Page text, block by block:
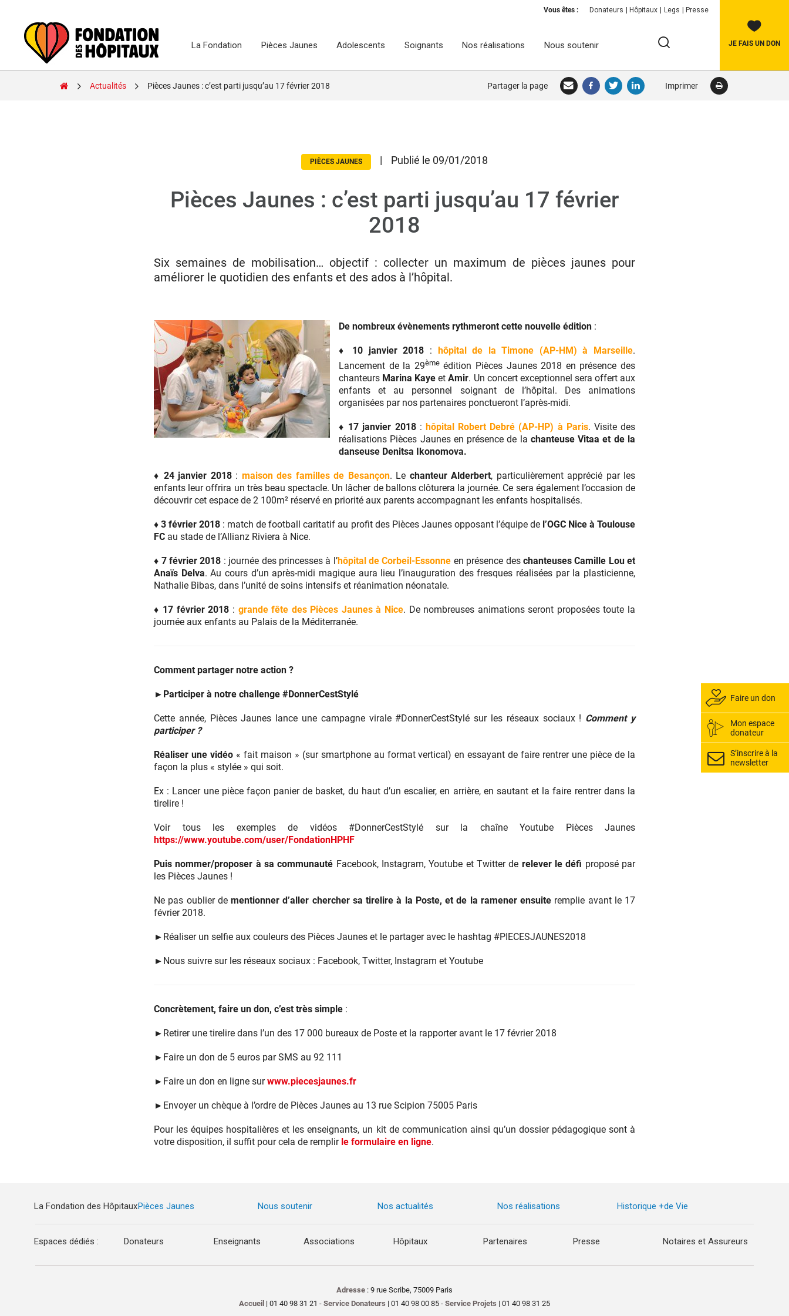
Vous êtes : Donateurs Hôpitaux Legs Presse
La Fondation Pièces Jaunes Adolescents Soignants Nos réalisations Nous soutenir
RECHERCHER
JE FAIS UN DON
Actualités Pièces Jaunes : c’est parti jusqu’au 17 février 2018 Partager la page Imprimer
PIÈCES JAUNES | Publié le 09/01/2018
Pièces Jaunes : c’est parti jusqu’au 17 février
2018
Six semaines de mobilisation… objectif : collecter un maximum de pièces jaunes pour
améliorer le quotidien des enfants et des ados à l’hôpital.
De nombreux évènements rythmeront cette nouvelle édition :
♦ 10 janvier 2018 : hôpital de la Timone (AP-HM) à Marseille.
Lancement de la 29èmeédition Pièces Jaunes 2018 en présence des
chanteurs Marina KayeetAmir. Un concert exceptionnel sera offert aux
enfants et au personnel soignant de l’hôpital. Des animations
organisées par nos partenaires ponctueront l’après-midi.
♦ 17 janvier 2018: hôpital Robert Debré (AP-HP) à Paris. Visite des
réalisations Pièces Jaunes en présence de la chanteuse Vitaa et de la
danseuse Denitsa Ikonomova.
♦ 24 janvier 2018: maison des familles de Besançon. Le chanteur Alderbert, particulièrement apprécié par les
enfants leur offrira un très beau spectacle. Un lâcher de ballons clôturera la journée. Ce sera également l’occasion de
découvrir cet espace de 2 100m² réservé en priorité aux parents accompagnant les enfants hospitalisés.
♦ 3 février 2018 : match de football caritatif au profit des Pièces Jaunes opposant l’équipe del’OGC Nice à Toulouse
FC au stade de l’Allianz Riviera à Nice.
♦ 7 février 2018 : journée des princesses à l’hôpital de Corbeil-Essonne en présence des chanteuses Camille Lou et
Anaïs Delva. Au cours d’un après-midi magique aura lieu l’inauguration des fresques réalisées par la plasticienne,
Nathalie Bibas, dans l’unité de soins intensifs et réanimation néonatale.
♦ 17 février 2018 : grande fête des Pièces Jaunes à Nice. De nombreuses animations seront proposées toute la
journée aux enfants au Palais de la Méditerranée.
Comment partager notre action ?
► Participer à notre challenge #DonnerCestStylé
Cette année, Pièces Jaunes lance une campagne virale #DonnerCestStylé sur les réseaux sociaux ! Comment y
participer ?
Réaliser une vidéo« fait maison » (sur smartphone au format vertical) en essayant de faire rentrer une pièce de la
façon la plus « stylée » qui soit.
Ex : Lancer une pièce façon panier de basket, du haut d’un escalier, en arrière, en sautant et la faire rentrer dans la
tirelire !
Voir tous les exemples de vidéos #DonnerCestStylé sur la chaîne Youtube Pièces Jaunes
https://www.youtube.com/user/FondationHPHF
Puis nommer/proposer à sa communauté Facebook, Instagram, Youtube et Twitter de relever le défi proposé par
les Pièces Jaunes !
Ne pas oublier de mentionner d’aller chercher sa tirelire à la Poste, et de la ramener ensuite remplie avant le 17
février 2018.
► Réaliser un selfie aux couleurs des Pièces Jaunes et le partager avec le hashtag #PIECESJAUNES2018
► Nous suivre sur les réseaux sociaux : Facebook, Twitter, Instagram et Youtube
Concrètement, faire un don, c’est très simple :
► Retirer une tirelire dans l’un des 17 000 bureaux de Poste et la rapporter avant le 17 février 2018
► Faire un don de 5 euros par SMS au 92 111
► Faire un don en ligne surwww.piecesjaunes.fr
► Envoyer un chèque à l’ordre de Pièces Jaunes au 13 rue Scipion 75005 Paris
Pour les équipes hospitalières et les enseignants, un kit de communication ainsi qu’un dossier pédagogique sont à
votre disposition, il suffit pour cela de remplir le formulaire en ligne.
Faire un don
Mon espace
donateur
S’inscrire à la
newsletter
La Fondation des HôpitauxPièces Jaunes Nous soutenir Nos actualités Nos réalisations Historique +de Vie
Espaces dédiés : Donateurs Enseignants Associations Hôpitaux Partenaires Presse Notaires et Assureurs
Adresse : 9 rue Scribe, 75009 Paris
Accueil | 01 40 98 31 21 - Service Donateurs | 01 40 98 00 85 - Service Projets | 01 40 98 31 25